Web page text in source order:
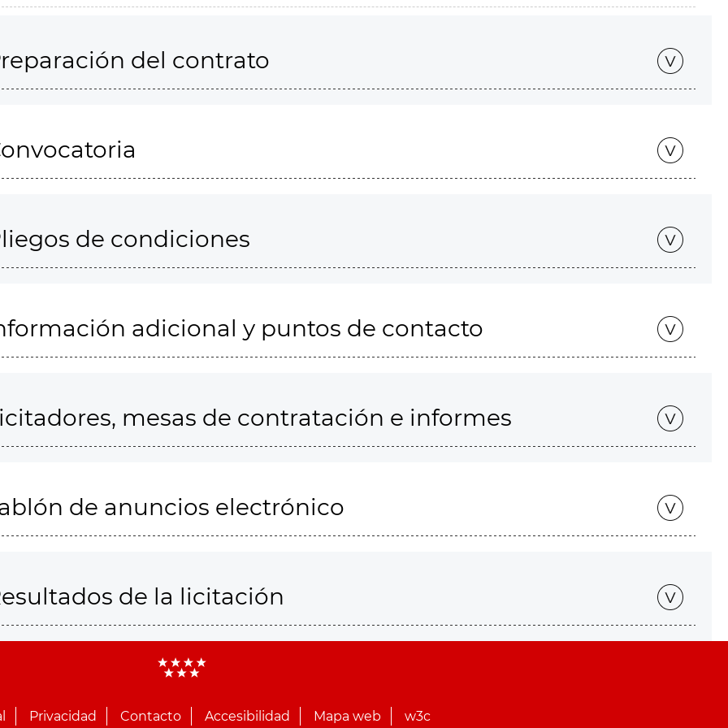
del contrato
de condiciones
adicional y puntos de contacto
mesas de contratación e informes
de anuncios electrónico
de la licitación
Privacidad Contacto Accesibilidad Mapa web w3c